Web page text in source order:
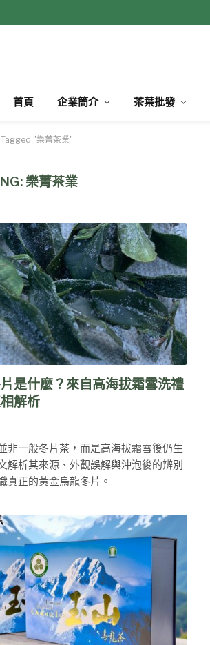
首頁 企業簡介 茶葉批發
Tagged "樂菁茶業"
樂菁茶業
是什麼？來自高海拔霜雪洗禮
解析
非一般冬片茶，而是高海拔霜雪後仍生
解析其來源、外觀誤解與沖泡後的辨別
真正的黃金烏龍冬片。